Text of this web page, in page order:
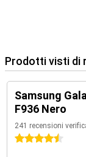
Prodotti visti di
Samsung
F936 Nero
241 recensioni
4.5 stelle